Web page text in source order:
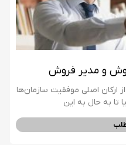
ارکان اصلی موفقیت سازمان‌ها
تا به حال به این